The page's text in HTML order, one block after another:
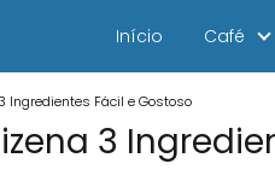
Início Café
Ingredientes Fácil e Gostoso
3